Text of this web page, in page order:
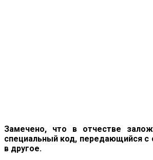
Замечено, что в отчестве
специальный код, передающийся с
в другое.